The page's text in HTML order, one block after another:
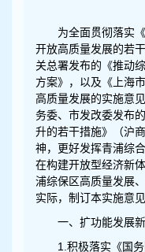
为全面贯彻落实
开放高质量发展的若
关总署发布的《推动
方案》，以及《上海
高质量发展的实施意
务委、市发改委发布
升的若干措施》（沪
神，更好发挥青浦综
在构建开放型经济新
浦综保区高质量发展
实际，制订本实施意见
一、扩功能发展
1.积极落实《国